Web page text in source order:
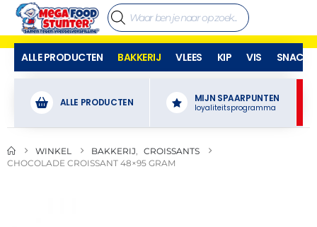
ALLE PRODUCTEN BAKKERIJ VLEES KIP VIS SNACKS
ALLE PRODUCTEN MIJN SPAARPUNTEN
loyaliteitsprogramma
WINKEL BAKKERIJ
CROISSANTS
CHOCOLADE CROISSANT 48×95 GRAM